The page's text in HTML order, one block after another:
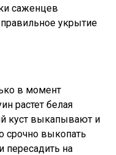
саженцев
укрытие
в момент
растет белая
куст выкапывают и
срочно выкопать
пересадить на